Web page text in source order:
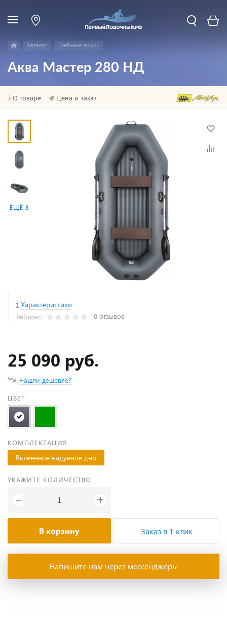
Каталог Гребные лодки
Аква Мастер 280 НД
О товаре Цена и заказ
ЕЩЁ 3
Характеристики
Рейтинг: 0 отзывов
25 090 руб.
Нашли дешевле?
ЦВЕТ
КОМПЛЕКТАЦИЯ
Вклеенное надувное дно
УКАЖИТЕ КОЛИЧЕСТВО
− +
В корзину Заказ в 1 клик
Напишите нам через мессенджеры